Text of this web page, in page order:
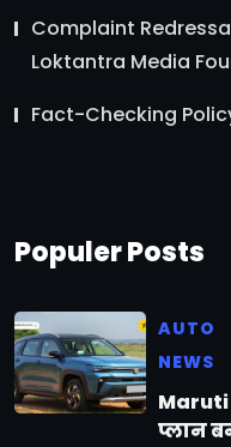
Complaint
Loktantra Media
Fact-Checking
Populer Posts
AUTO
NEWS
Maruti
प्लान